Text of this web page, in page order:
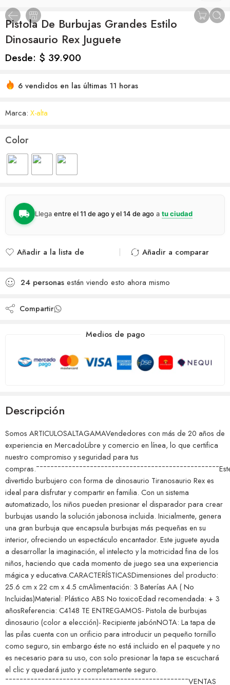
Pistola De Burbujas Grandes Estilo
Dinosaurio Rex Juguete
Desde: $ 39.900
6 vendidos en las últimas 11 horas
Marca: X-alta
Color
Llega entre el 11 de ago y el 14 de ago a tu ciudad
Añadir a la lista de
Añadido a la lista de
deseos
Añadir a comparar
24 personas están viendo esto ahora mismo
Compartir
Medios de pago
Descripción
Somos ARTICULOSALTAGAMAVendedores con más de 20 años de
experiencia en MercadoLibre y comercio en línea, lo que certifica
nuestro compromiso y seguridad para tus
divertido burbujero con forma de dinosaurio Tiranosaurio Rex es
ideal para disfrutar y compartir en familia. Con un sistema
automatizado, los niños pueden presionar el disparador para crear
burbujas usando la solución jabonosa incluida. Inicialmente, genera
una gran burbuja que encapsula burbujas más pequeñas en su
interior, ofreciendo un espectáculo encantador. Este juguete ayuda
a desarrollar la imaginación, el intelecto y la motricidad fina de los
niños, haciendo que cada momento de juego sea una experiencia
mágica y educativa.CARACTERÍSTICASDimensiones del producto:
25.6 cm x 22 cm x 4.5 cmAlimentación: 3 Baterías AA ( No
Incluidas)Material: Plástico ABS No toxicoEdad recomendada: + 3
añosReferencia: C4148 TE ENTREGAMOS- Pistola de burbujas
dinosaurio (color a elección)- Recipiente jabónNOTA: La tapa de
las pilas cuenta con un orificio para introducir un pequeño tornillo
como seguro, sin embargo éste no está incluido en el paquete y no
es necesario para su uso, con solo presionar la tapa se escuchará
el clic y quedará justo y completamente seguro.
¯¯¯¯¯¯¯¯¯¯¯¯¯¯¯¯¯¯¯¯¯¯¯¯¯¯¯¯¯¯¯¯¯¯¯¯¯¯¯¯¯¯¯¯¯¯¯¯¯¯¯VENTAS